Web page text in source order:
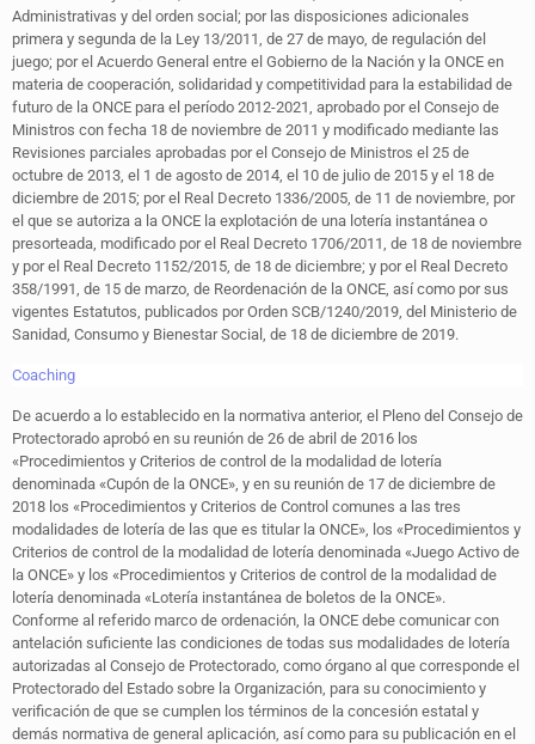
Administrativas y del orden social; por las disposiciones adicionales
primera y segunda de la Ley 13/2011, de 27 de mayo, de regulación del
juego; por el Acuerdo General entre el Gobierno de la Nación y la ONCE en
materia de cooperación, solidaridad y competitividad para la estabilidad de
futuro de la ONCE para el período 2012-2021, aprobado por el Consejo de
Ministros con fecha 18 de noviembre de 2011 y modificado mediante las
Revisiones parciales aprobadas por el Consejo de Ministros el 25 de
octubre de 2013, el 1 de agosto de 2014, el 10 de julio de 2015 y el 18 de
diciembre de 2015; por el Real Decreto 1336/2005, de 11 de noviembre, por
el que se autoriza a la ONCE la explotación de una lotería instantánea o
presorteada, modificado por el Real Decreto 1706/2011, de 18 de noviembre
y por el Real Decreto 1152/2015, de 18 de diciembre; y por el Real Decreto
358/1991, de 15 de marzo, de Reordenación de la ONCE, así como por sus
vigentes Estatutos, publicados por Orden SCB/1240/2019, del Ministerio de
Sanidad, Consumo y Bienestar Social, de 18 de diciembre de 2019.
Coaching
De acuerdo a lo establecido en la normativa anterior, el Pleno del Consejo de
Protectorado aprobó en su reunión de 26 de abril de 2016 los
«Procedimientos y Criterios de control de la modalidad de lotería
denominada «Cupón de la ONCE», y en su reunión de 17 de diciembre de
2018 los «Procedimientos y Criterios de Control comunes a las tres
modalidades de lotería de las que es titular la ONCE», los «Procedimientos y
Criterios de control de la modalidad de lotería denominada «Juego Activo de
la ONCE» y los «Procedimientos y Criterios de control de la modalidad de
lotería denominada «Lotería instantánea de boletos de la ONCE».
Conforme al referido marco de ordenación, la ONCE debe comunicar con
antelación suficiente las condiciones de todas sus modalidades de lotería
autorizadas al Consejo de Protectorado, como órgano al que corresponde el
Protectorado del Estado sobre la Organización, para su conocimiento y
verificación de que se cumplen los términos de la concesión estatal y
demás normativa de general aplicación, así como para su publicación en el